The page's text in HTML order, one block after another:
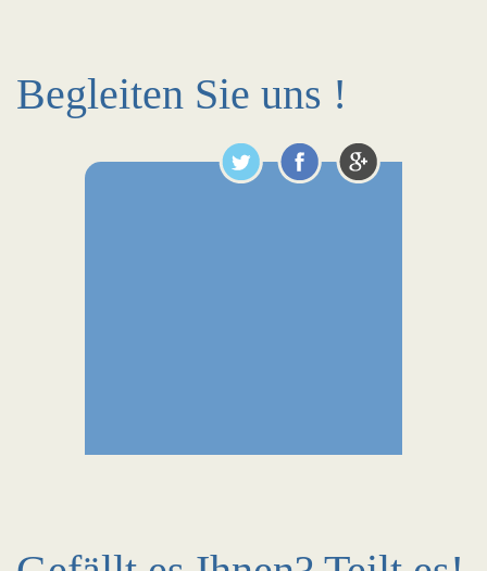
Begleiten Sie uns !